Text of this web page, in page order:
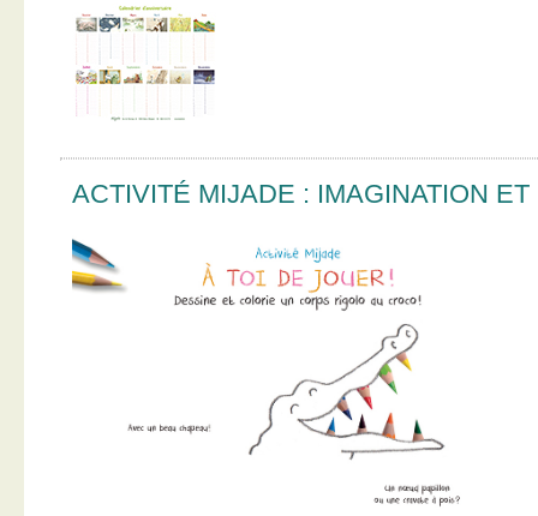
ACTIVITÉ MIJADE : IMAGINATION